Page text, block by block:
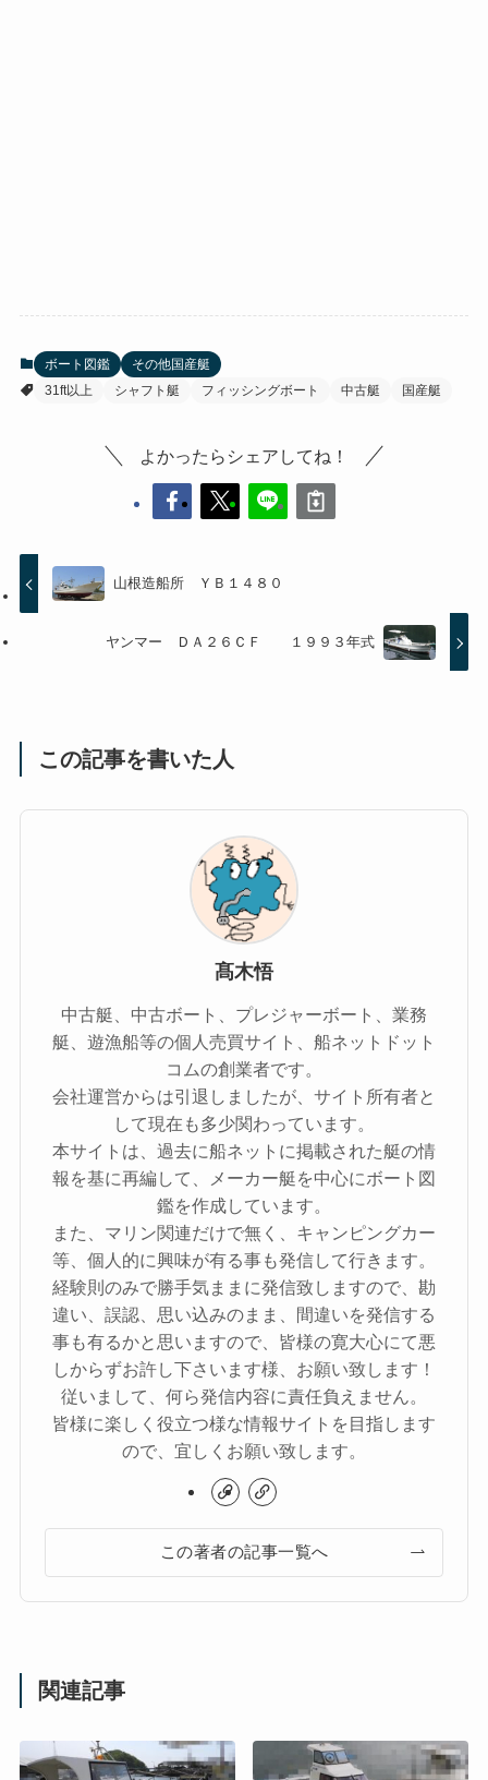
ボート図鑑
その他国産艇
31ft以上
シャフト艇 フィッシングボート 中古艇 国産艇
よかったらシェアしてね！
山根造船所 ＹＢ１４８０
ヤンマー ＤＡ２６ＣＦ １９９３年式
この記事を書いた人
髙木悟
中古艇、中古ボート、プレジャーボート、業務
艇、遊漁船等の個人売買サイト、船ネットドット
コムの創業者です。
会社運営からは引退しましたが、サイト所有者と
して現在も多少関わっています。
本サイトは、過去に船ネットに掲載された艇の情
報を基に再編して、メーカー艇を中心にボート図
鑑を作成しています。
また、マリン関連だけで無く、キャンピングカー
等、個人的に興味が有る事も発信して行きます。
経験則のみで勝手気ままに発信致しますので、勘
違い、誤認、思い込みのまま、間違いを発信する
事も有るかと思いますので、皆様の寛大心にて悪
しからずお許し下さいます様、お願い致します！
従いまして、何ら発信内容に責任負えません。
皆様に楽しく役立つ様な情報サイトを目指します
ので、宜しくお願い致します。
この著者の記事一覧へ
関連記事